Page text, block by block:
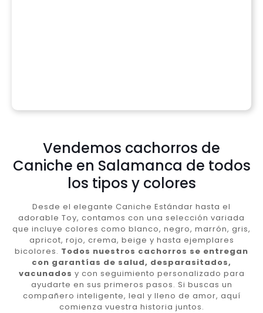
Vendemos cachorros de
Caniche en Salamanca de todos
los tipos y colores
Desde el elegante Caniche Estándar hasta el
adorable Toy, contamos con una selección variada
que incluye colores como blanco, negro, marrón, gris,
apricot, rojo, crema, beige y hasta ejemplares
bicolores. Todos nuestros cachorros se entregan
con garantías de salud, desparasitados,
vacunados y con seguimiento personalizado para
ayudarte en sus primeros pasos. Si buscas un
compañero inteligente, leal y lleno de amor, aquí
comienza vuestra historia juntos.